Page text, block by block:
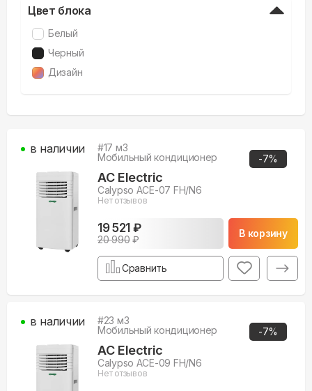
Цвет блока
Белый
Черный
Дизайн
-7%
#17 м3
Мобильный кондиционер
AC Electric
Calypso ACE-07 FH/N6
Нет отзывов
19 521 ₽
20 990₽
В корзину
в наличии
Сравнить
-7%
#23 м3
Мобильный кондиционер
AC Electric
Calypso ACE-09 FH/N6
Нет отзывов
в наличии